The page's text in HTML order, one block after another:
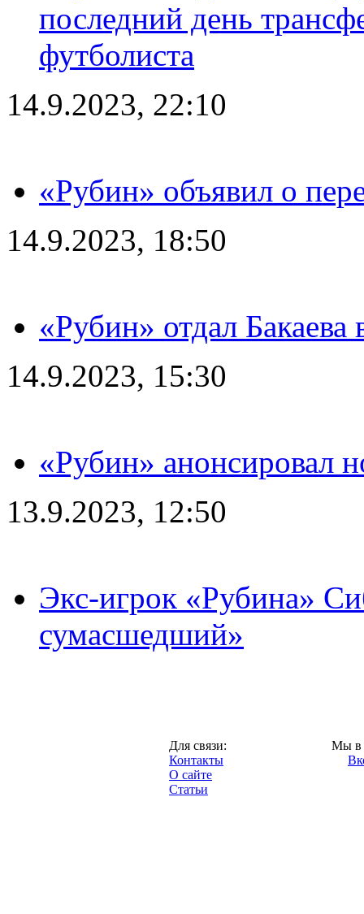
последний день
футболиста
14.9.2023, 22:10
«Рубин» объявил о
14.9.2023, 18:50
«Рубин» отдал
14.9.2023, 15:30
«Рубин» анонсировал
13.9.2023, 12:50
Экс-игрок «Рубина»
сумасшедший»
Для связи:
Контакты
О сайте
Статьи
Мы в